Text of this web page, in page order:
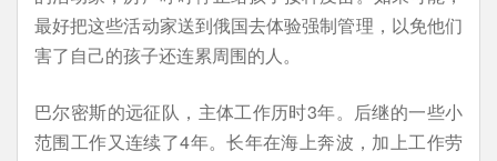
最好把这些活动家送到俄国去体验强制管理，以免他们
害了自己的孩子还连累周围的人。
巴尔密斯的远征队，主体工作历时3年。后继的一些小
范围工作又连续了4年。长年在海上奔波，加上工作劳